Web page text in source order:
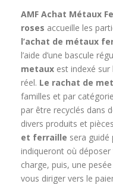
AMF Achat Métaux
roses accueille les
l’achat de métaux
l’aide d’une bascule
metaux est indexé
réel. Le rachat de
familles et par
par être recyclés dans
divers produits et
et ferraille sera guidé
indiqueront où
charge, puis, une
vous diriger vers le